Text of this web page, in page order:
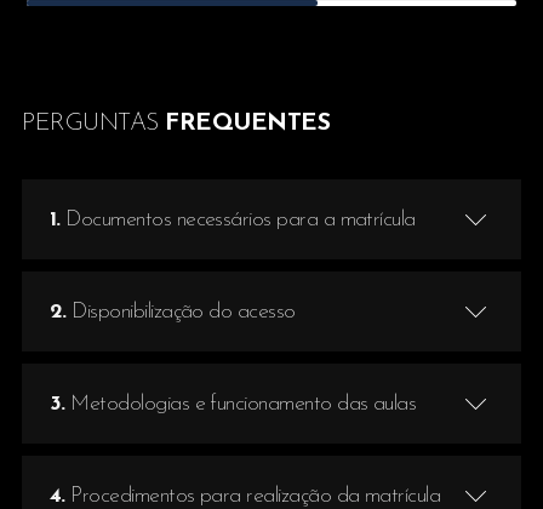
PERGUNTAS FREQUENTES
1.Documentos necessários para a matrícula
2.Disponibilização do acesso
3.Metodologias e funcionamento das aulas
4.Procedimentos para realização da matrícula